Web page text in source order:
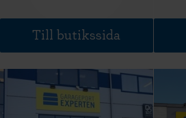
Till butikssida